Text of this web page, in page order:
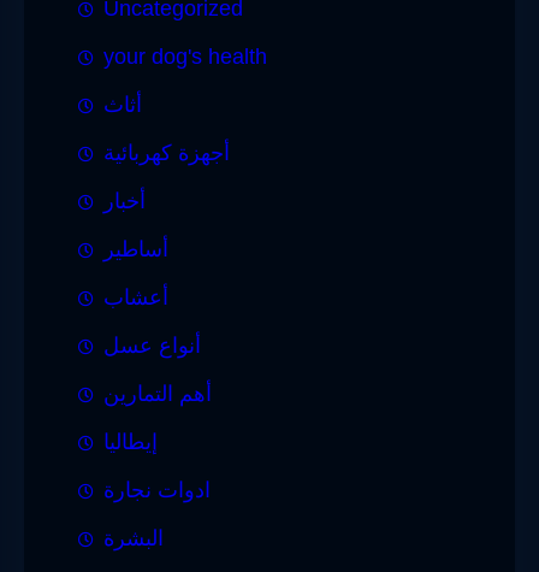
Uncategorized
your dog's health
أثاث
أجهزة كهربائية
أخبار
أساطير
أعشاب
أنواع عسل
أهم التمارين
إيطاليا
ادوات نجارة
البشرة